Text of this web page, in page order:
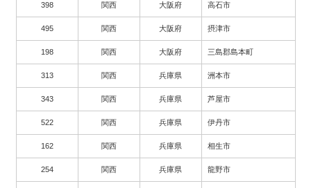
398 関西 大阪府 高石市
495 関西 大阪府 摂津市
198 関西 大阪府 三島郡島本町
313 関西 兵庫県 洲本市
343 関西 兵庫県 芦屋市
522 関西 兵庫県 伊丹市
162 関西 兵庫県 相生市
254 関西 兵庫県 龍野市